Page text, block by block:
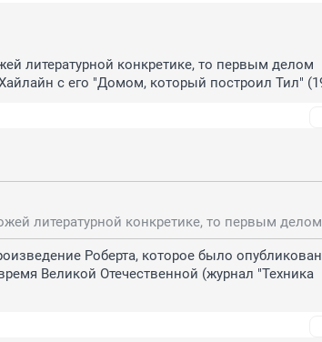
литературной конкретике, то первым делом
с его "Домом, который построил Тил"
Роберта, которое было
Великой Отечественной (журнал "Техника